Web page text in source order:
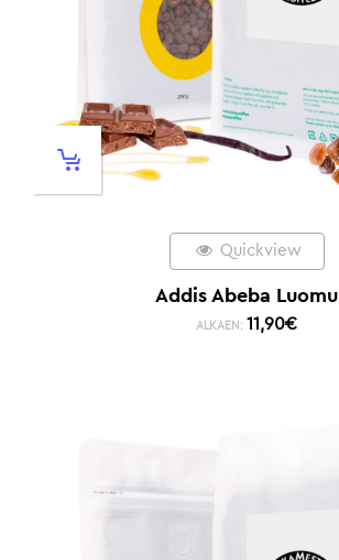
Quickview
Addis Abeba Luomu
ALKAEN: 11,90€